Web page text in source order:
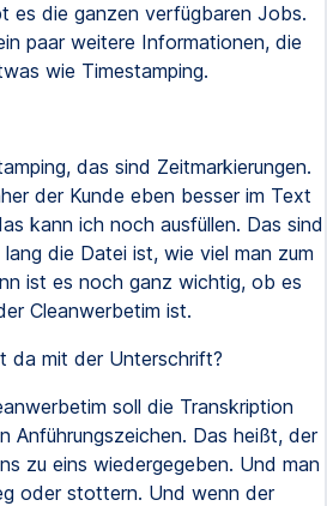
es die ganzen verfügbaren Jobs.
paar weitere Informationen, die
wie Timestamping.
das sind Zeitmarkierungen.
der Kunde eben besser im Text
kann ich noch ausfüllen. Das sind
die Datei ist, wie viel man zum
ist es noch ganz wichtig, ob es
Cleanwerbetim ist.
da mit der Unterschrift?
soll die Transkription
Anführungszeichen. Das heißt, der
zu eins wiedergegeben. Und man
oder stottern. Und wenn der